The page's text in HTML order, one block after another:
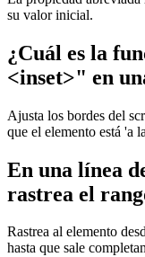
su valor inicial.
¿Cuál es la
<inset>" en
Ajusta los bordes del
que el elemento está 'a
En una línea
rastrea el
Rastrea al elemento
hasta que sale